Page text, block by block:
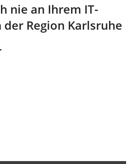
nie an Ihrem IT-
Region Karlsruhe